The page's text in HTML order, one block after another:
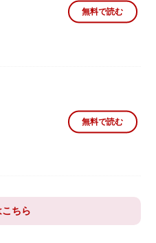
無料で読む
無料で読む
ちら